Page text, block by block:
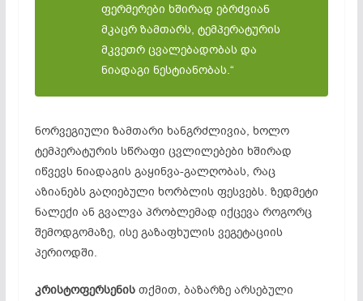
ფერმერები ხშირად ებრძვიან
მკაცრ ზამთარს, ტემპერატურის
მკვეთრ ცვალებადობას და
ნიადაგი ნესტიანობას.“
ნორვეგიული ზამთარი ხანგრძლივია, ხოლო
ტემპერატურის სწრაფი ცვლილებები ხშირად
იწვევს ნიადაგის გაყინვა-გალღობას, რაც
აზიანებს გაღიებული ხორბლის ფესვებს. ზედმეტი
ნალექი ან გვალვა პრობლემად იქცევა როგორც
შემოდგომაზე, ისე გაზაფხულის ვეგეტაციის
პერიოდში.
კრისტოფერსენისთქმით, ბაზარზე არსებული